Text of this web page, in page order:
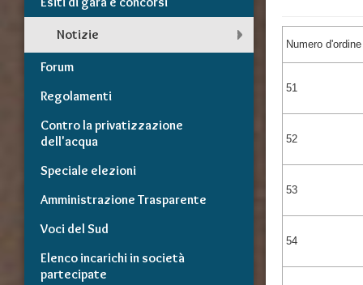
Notizie
Forum
Regolamenti
Contro la privatizzazione
dell'acqua
Speciale elezioni
Amministrazione Trasparente
Voci del Sud
Elenco incarichi in società
partecipate
Numero d'ordine
51
52
53
54